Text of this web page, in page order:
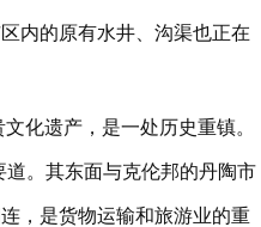
内的原有水井、沟渠也正在
化遗产，是一处历史重镇。
。其东面与克伦邦的丹陶市
是货物运输和旅游业的重